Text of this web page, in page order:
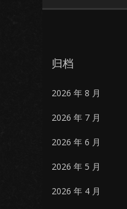
归档
2026 年 8 月
2026 年 7 月
2026 年 6 月
2026 年 5 月
2026 年 4 月